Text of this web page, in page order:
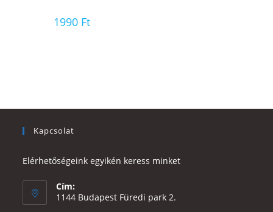
1990 Ft
Kapcsolat
Elérhetőségeink egyikén keress minket
Cím:
1144 Budapest Füredi park 2.